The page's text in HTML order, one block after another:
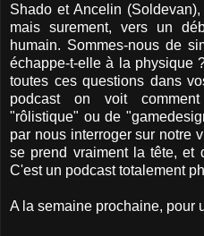
Shado et Ancelin
mais surement, vers un
humain. Sommes-nous de
échappe-t-elle à la physique
toutes ces questions dans
podcast on voit
"rôlistique" ou de
par nous interroger sur notre
se prend vraiment la tête, et
C'est un podcast totalement
A la semaine prochaine, pour